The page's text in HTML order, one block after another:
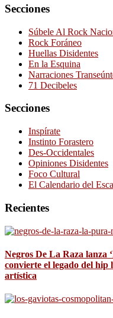
Secciones
Súbele Al Rock
Rock Foráneo
Huellas Disidentes
En la Esquina
Narraciones
71 Decibeles
Secciones
Inspírate
Instinto Forastero
Des-Occidentales
Opiniones Disidentes
Foco Cultural
El Calendario del
Recientes
Negros De La Raza lanza
convierte el legado del
artística